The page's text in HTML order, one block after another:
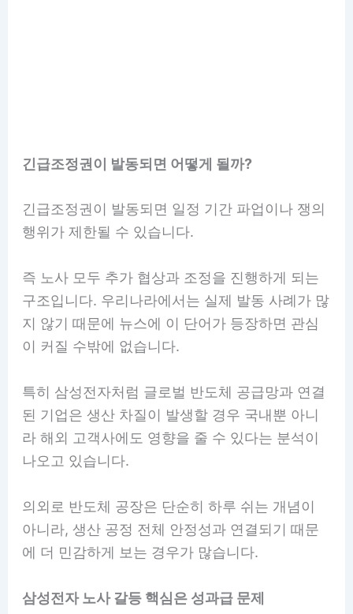
긴급조정권이 발동되면 어떻게 될까?
긴급조정권이 발동되면 일정 기간 파업이나 쟁의
행위가 제한될 수 있습니다.
즉 노사 모두 추가 협상과 조정을 진행하게 되는
구조입니다. 우리나라에서는 실제 발동 사례가 많
지 않기 때문에 뉴스에 이 단어가 등장하면 관심
이 커질 수밖에 없습니다.
특히 삼성전자처럼 글로벌 반도체 공급망과 연결
된 기업은 생산 차질이 발생할 경우 국내뿐 아니
라 해외 고객사에도 영향을 줄 수 있다는 분석이
나오고 있습니다.
의외로 반도체 공장은 단순히 하루 쉬는 개념이
아니라, 생산 공정 전체 안정성과 연결되기 때문
에 더 민감하게 보는 경우가 많습니다.
삼성전자 노사 갈등 핵심은 성과급 문제